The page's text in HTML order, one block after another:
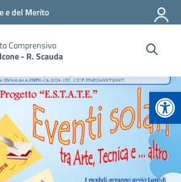
e del Merito
Comprensivo
- R. Scauda